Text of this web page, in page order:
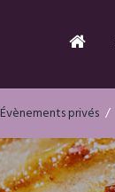
Évènements privés